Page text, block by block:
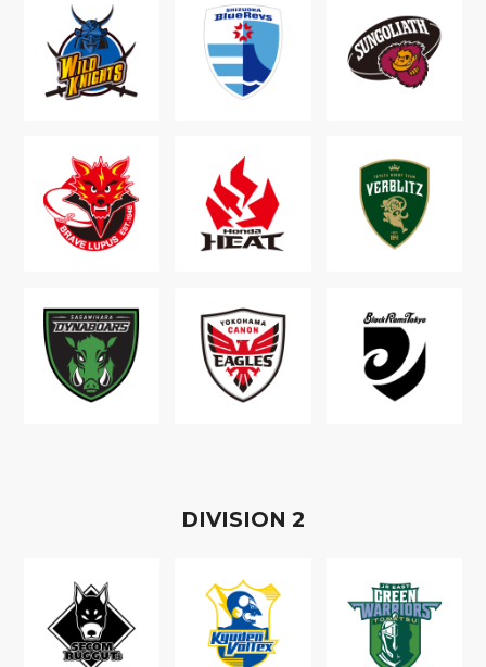
DIVISION 2